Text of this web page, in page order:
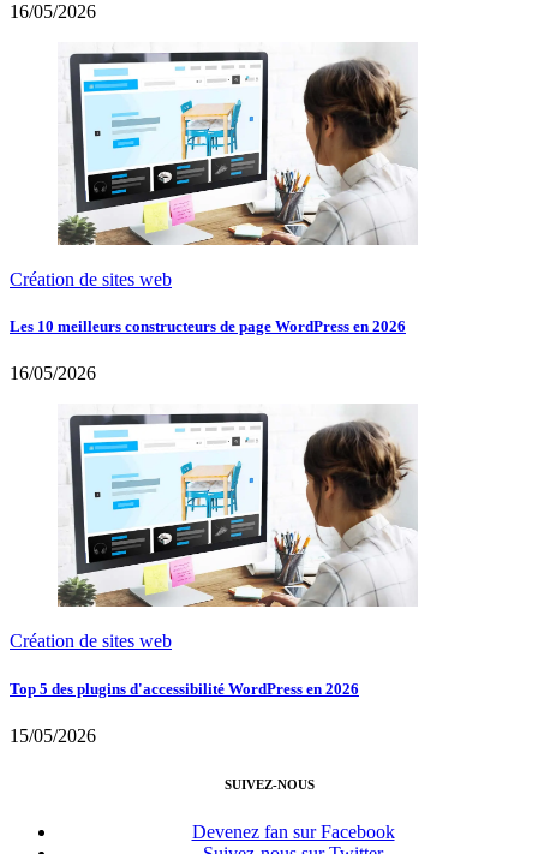
16/05/2026
Création de sites web
Les 10 meilleurs constructeurs de page WordPress en 2026
16/05/2026
Création de sites web
Top 5 des plugins d'accessibilité WordPress en 2026
15/05/2026
SUIVEZ-NOUS
Devenez fan sur Facebook